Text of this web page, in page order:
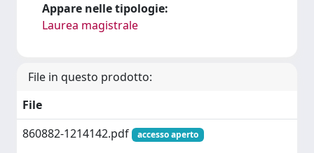
Appare nelle tipologie:
Laurea magistrale
File in questo prodotto:
File
860882-1214142.pdf
accesso aperto